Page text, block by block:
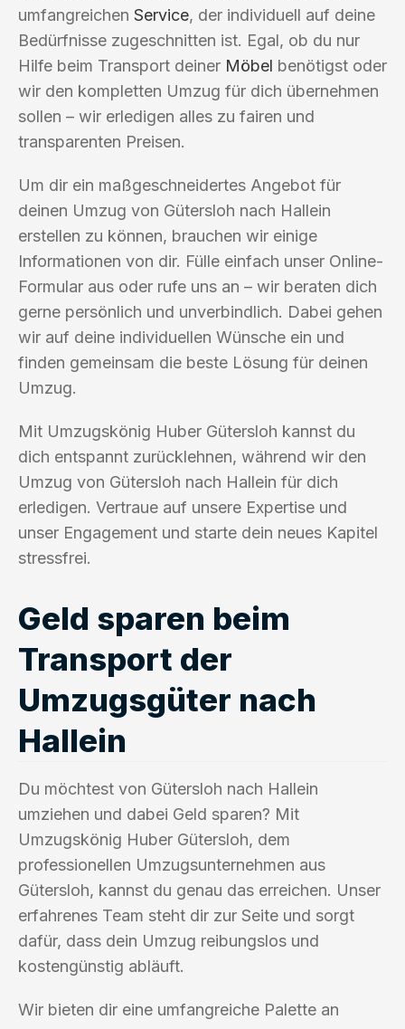
umfangreichen Service, der individuell auf deine
Bedürfnisse zugeschnitten ist. Egal, ob du nur
Hilfe beim Transport deiner Möbel benötigst oder
wir den kompletten Umzug für dich übernehmen
sollen – wir erledigen alles zu fairen und
transparenten Preisen.
Um dir ein maßgeschneidertes Angebot für
deinen Umzug von Gütersloh nach Hallein
erstellen zu können, brauchen wir einige
Informationen von dir. Fülle einfach unser Online-
Formular aus oder rufe uns an – wir beraten dich
gerne persönlich und unverbindlich. Dabei gehen
wir auf deine individuellen Wünsche ein und
finden gemeinsam die beste Lösung für deinen
Umzug.
Mit Umzugskönig Huber Gütersloh kannst du
dich entspannt zurücklehnen, während wir den
Umzug von Gütersloh nach Hallein für dich
erledigen. Vertraue auf unsere Expertise und
unser Engagement und starte dein neues Kapitel
stressfrei.
Geld sparen beim
Transport der
Umzugsgüter nach
Hallein
Du möchtest von Gütersloh nach Hallein
umziehen und dabei Geld sparen? Mit
Umzugskönig Huber Gütersloh, dem
professionellen Umzugsunternehmen aus
Gütersloh, kannst du genau das erreichen. Unser
erfahrenes Team steht dir zur Seite und sorgt
dafür, dass dein Umzug reibungslos und
kostengünstig abläuft.
Wir bieten dir eine umfangreiche Palette an